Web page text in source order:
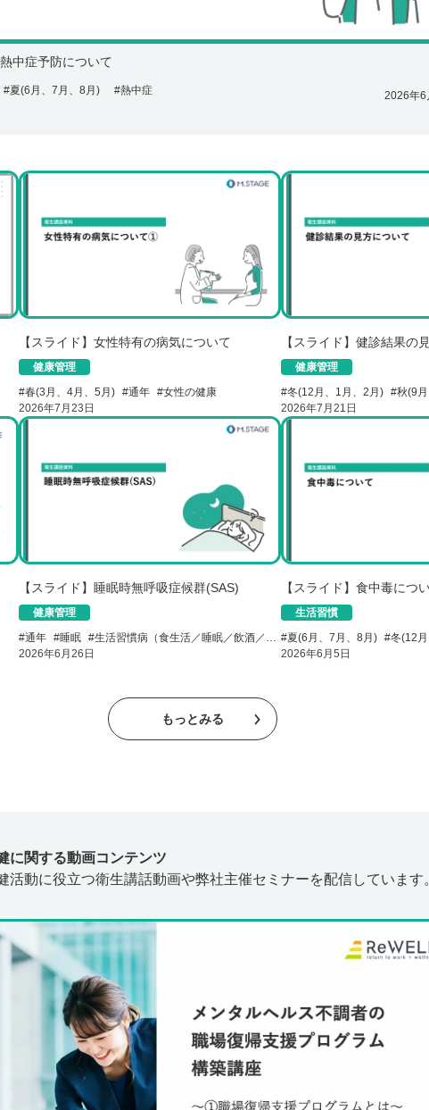
熱中症予防について
#夏(6月、7月、8月) #熱中症 2026年6
【スライド】女性特有の病気について
健康管理
#春(3月、4月、5月) #通年 #女性の健康
2026年7月23日
【スライド】健診結果の
健康管理
#冬(12月、1月、2月) #秋(9
2026年7月21日
【スライド】睡眠時無呼吸症候群(SAS)
健康管理
#通年 #睡眠 #生活習慣病（食生活／睡眠／飲酒／喫煙）
2026年6月26日
【スライド】食中毒につ
生活習慣
#夏(6月、7月、8月) #冬(12
2026年6月5日
もっとみる
に関する動画コンテンツ
活動に役立つ衛生講話動画や弊社主催セミナーを配信しています